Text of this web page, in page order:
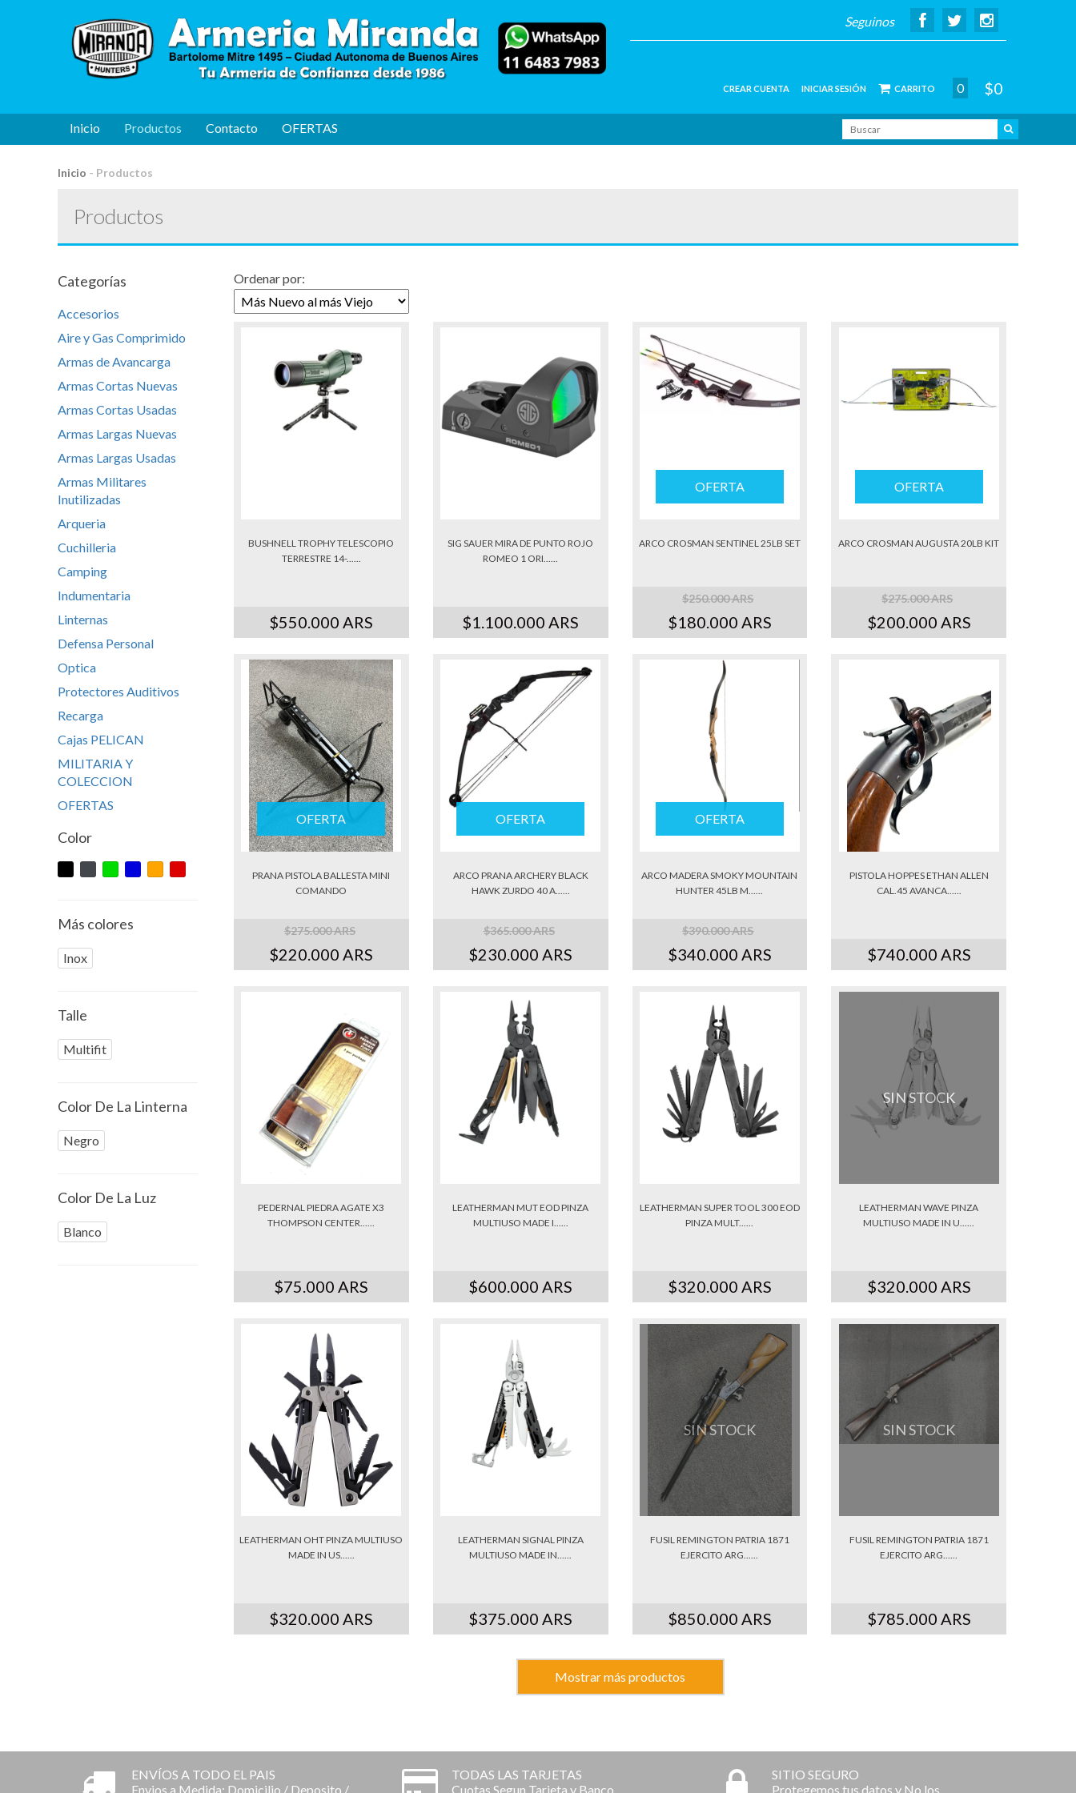
Seguinos
CREAR CUENTA INICIAR SESIÓN CARRITO 0 $0
Inicio Productos Contacto OFERTAS
Inicio - Productos
Productos
Categorías
Accesorios
Aire y Gas Comprimido
Armas de Avancarga
Armas Cortas Nuevas
Armas Cortas Usadas
Armas Largas Nuevas
Armas Largas Usadas
Armas Militares
Inutilizadas
Arqueria
Cuchilleria
Camping
Indumentaria
Linternas
Defensa Personal
Optica
Protectores Auditivos
Recarga
Cajas PELICAN
MILITARIA Y
COLECCION
OFERTAS
Color
Más colores
Inox
Talle
Multifit
Color De La Linterna
Negro
Color De La Luz
Blanco
Ordenar por:
BUSHNELL TROPHY TELESCOPIO
TERRESTRE 14-......
$550.000 ARS
SIG SAUER MIRA DE PUNTO ROJO
ROMEO 1 ORI......
$1.100.000 ARS
OFERTA
ARCO CROSMAN SENTINEL 25LB SET
$250.000 ARS
$180.000 ARS
OFERTA
ARCO CROSMAN AUGUSTA 20LB KIT
$275.000 ARS
$200.000 ARS
OFERTA
PRANA PISTOLA BALLESTA MINI
COMANDO
$275.000 ARS
$220.000 ARS
OFERTA
ARCO PRANA ARCHERY BLACK
HAWK ZURDO 40 A......
$365.000 ARS
$230.000 ARS
OFERTA
ARCO MADERA SMOKY MOUNTAIN
HUNTER 45LB M......
$390.000 ARS
$340.000 ARS
PISTOLA HOPPES ETHAN ALLEN
CAL.45 AVANCA......
$740.000 ARS
PEDERNAL PIEDRA AGATE X3
THOMPSON CENTER......
$75.000 ARS
LEATHERMAN MUT EOD PINZA
MULTIUSO MADE I......
$600.000 ARS
LEATHERMAN SUPER TOOL 300 EOD
PINZA MULT......
$320.000 ARS
SIN STOCK
LEATHERMAN WAVE PINZA
MULTIUSO MADE IN U......
$320.000 ARS
LEATHERMAN OHT PINZA MULTIUSO
MADE IN US......
$320.000 ARS
LEATHERMAN SIGNAL PINZA
MULTIUSO MADE IN......
$375.000 ARS
SIN STOCK
FUSIL REMINGTON PATRIA 1871
EJERCITO ARG......
$850.000 ARS
SIN STOCK
FUSIL REMINGTON PATRIA 1871
EJERCITO ARG......
$785.000 ARS
Mostrar más productos
ENVÍOS A TODO EL PAIS
Envios a Medida: Domicilio / Deposito /
TODAS LAS TARJETAS
Cuotas Segun Tarjeta y Banco
SITIO SEGURO
Protegemos tus datos y No los